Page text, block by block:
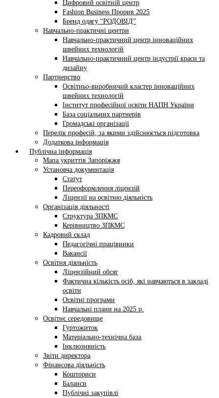
Цифровий освітній центр
Fashion Business Прорив 2025
Бренд одягу “РОДОВІД”
Навчально-практичні центри
Навчально-практичний центр інноваційних
швейних технологій
Навчально-практичний центр індустрії краси та
дизайну
Партнерство
Освітньо-виробничий кластер інноваційних
швейних технологій
Інститут професійної освіти НАПН України
База соціальних партнерів
Громадські організації
Перелік професій, за якими здійснюється підготовка
Додаткова інформація
Публічна інформація
Мапа укриттів Запоріжжя
Установча документація
Статут
Переоформлення ліцензій
Ліцензії на освітню діяльність
Організація діяльності
Структура ЗПКМС
Керівництво ЗПКМС
Кадровий склад
Педагогічні працівники
Вакансії
Освітня діяльність
Ліцензійний обсяг
Фактична кількість осіб, які навчаються в закладі
освіти
Освітні програми
Навчальні плани на 2025 р.
Освітнє середовище
Гуртожиток
Матеріально-технічна база
Інклюзивність
Звіти директора
Фінансова діяльність
Кошториси
Баланси
Публічні закупівлі